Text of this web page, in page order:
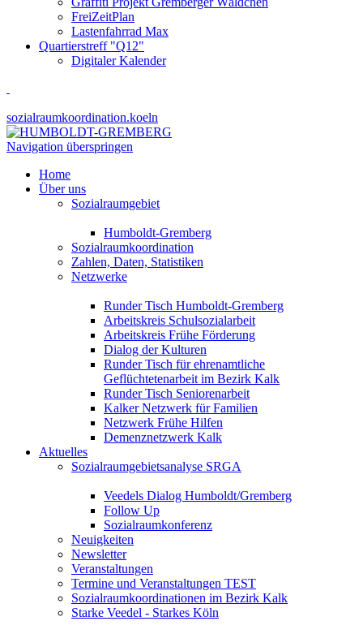
FreiZeitPlan
Lastenfahrrad Max
Quartierstreff "Q12"
Digitaler Kalender
sozialraumkoordination.koeln
Navigation überspringen
Home
Über uns
Sozialraumgebiet
Humboldt-Gremberg
Sozialraumkoordination
Zahlen, Daten, Statistiken
Netzwerke
Runder Tisch Humboldt-Gremberg
Arbeitskreis Schulsozialarbeit
Arbeitskreis Frühe Förderung
Dialog der Kulturen
Runder Tisch für ehrenamtliche
Geflüchtetenarbeit im Bezirk Kalk
Runder Tisch Seniorenarbeit
Kalker Netzwerk für Familien
Netzwerk Frühe Hilfen
Demenznetzwerk Kalk
Aktuelles
Sozialraumgebietsanalyse SRGA
Veedels Dialog Humboldt/Gremberg
Follow Up
Sozialraumkonferenz
Neuigkeiten
Newsletter
Veranstaltungen
Termine und Veranstaltungen TEST
Sozialraumkoordinationen im Bezirk Kalk
Starke Veedel - Starkes Köln